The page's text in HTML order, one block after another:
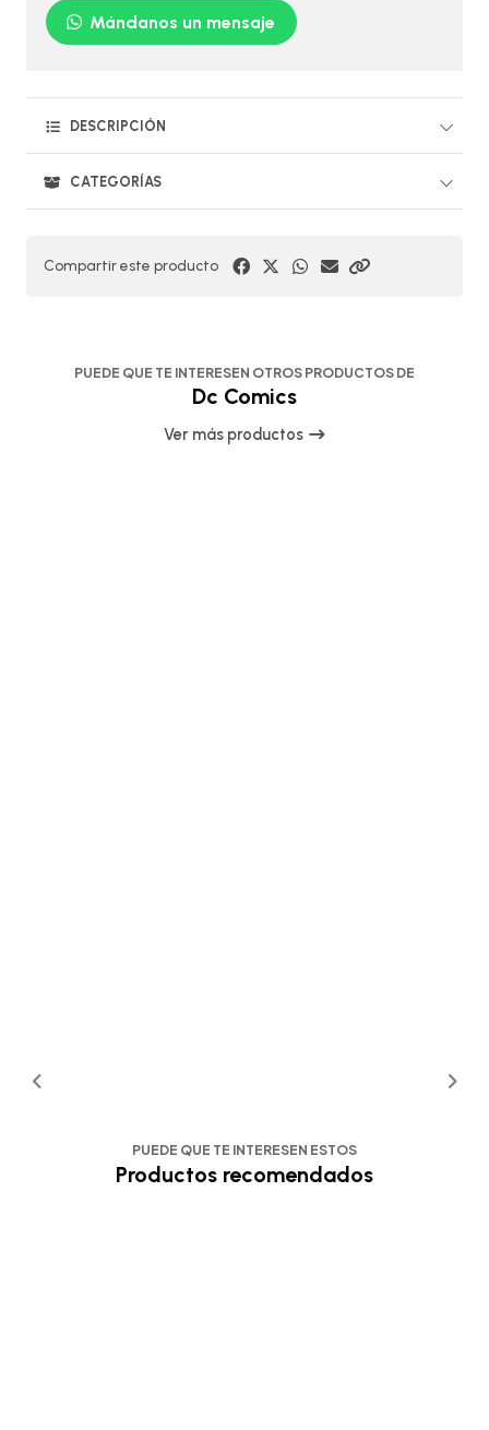
Mándanos un mensaje
DESCRIPCIÓN
CATEGORÍAS
Compartir este producto
PUEDE QUE TE INTERESEN OTROS PRODUCTOS DE
Dc Comics
Ver más productos
PUEDE QUE TE INTERESEN ESTOS
Productos recomendados